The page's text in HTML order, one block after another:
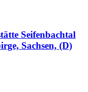
Seifenbachtal
Sachsen, (D)